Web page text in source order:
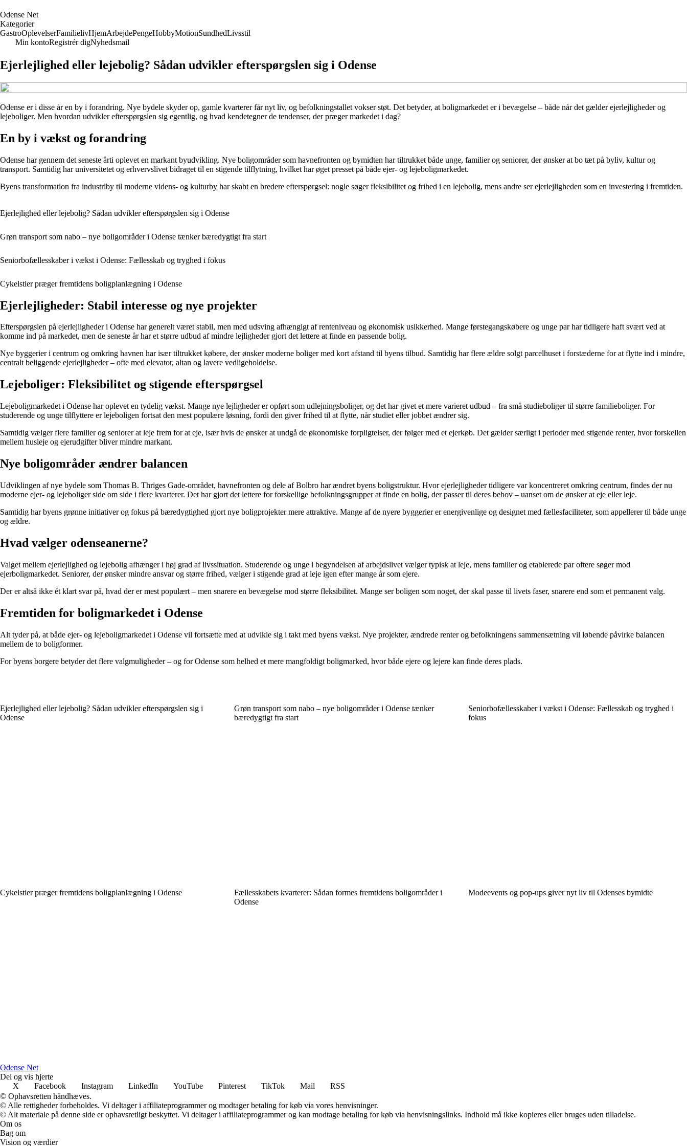
Odense Net
Kategorier
GastroOplevelserFamilielivHjemArbejdePengeHobbyMotionSundhedLivsstil
Min kontoRegistrér digNyhedsmail
Ejerlejlighed eller lejebolig? Sådan udvikler efterspørgslen sig i Odense
Odense er i disse år en by i forandring. Nye bydele skyder op, gamle kvarterer får nyt liv, og befolkningstallet vokser støt. Det betyder, at boligmarkedet er i bevægelse – både når det gælder ejerlejligheder og
lejeboliger. Men hvordan udvikler efterspørgslen sig egentlig, og hvad kendetegner de tendenser, der præger markedet i dag?
En by i vækst og forandring
Odense har gennem det seneste årti oplevet en markant byudvikling. Nye boligområder som havnefronten og bymidten har tiltrukket både unge, familier og seniorer, der ønsker at bo tæt på byliv, kultur og
transport. Samtidig har universitetet og erhvervslivet bidraget til en stigende tilflytning, hvilket har øget presset på både ejer- og lejeboligmarkedet.
Byens transformation fra industriby til moderne videns- og kulturby har skabt en bredere efterspørgsel: nogle søger fleksibilitet og frihed i en lejebolig, mens andre ser ejerlejligheden som en investering i fremtiden.
Ejerlejlighed eller lejebolig? Sådan udvikler efterspørgslen sig i Odense
Grøn transport som nabo – nye boligområder i Odense tænker bæredygtigt fra start
Seniorbofællesskaber i vækst i Odense: Fællesskab og tryghed i fokus
Cykelstier præger fremtidens boligplanlægning i Odense
Ejerlejligheder: Stabil interesse og nye projekter
Efterspørgslen på ejerlejligheder i Odense har generelt været stabil, men med udsving afhængigt af renteniveau og økonomisk usikkerhed. Mange førstegangskøbere og unge par har tidligere haft svært ved at
komme ind på markedet, men de seneste år har et større udbud af mindre lejligheder gjort det lettere at finde en passende bolig.
Nye byggerier i centrum og omkring havnen har især tiltrukket købere, der ønsker moderne boliger med kort afstand til byens tilbud. Samtidig har flere ældre solgt parcelhuset i forstæderne for at flytte ind i mindre,
centralt beliggende ejerlejligheder – ofte med elevator, altan og lavere vedligeholdelse.
Lejeboliger: Fleksibilitet og stigende efterspørgsel
Lejeboligmarkedet i Odense har oplevet en tydelig vækst. Mange nye lejligheder er opført som udlejningsboliger, og det har givet et mere varieret udbud – fra små studieboliger til større familieboliger. For
studerende og unge tilflyttere er lejeboligen fortsat den mest populære løsning, fordi den giver frihed til at flytte, når studiet eller jobbet ændrer sig.
Samtidig vælger flere familier og seniorer at leje frem for at eje, især hvis de ønsker at undgå de økonomiske forpligtelser, der følger med et ejerkøb. Det gælder særligt i perioder med stigende renter, hvor forskellen
mellem husleje og ejerudgifter bliver mindre markant.
Nye boligområder ændrer balancen
Udviklingen af nye bydele som Thomas B. Thriges Gade-området, havnefronten og dele af Bolbro har ændret byens boligstruktur. Hvor ejerlejligheder tidligere var koncentreret omkring centrum, findes der nu
moderne ejer- og lejeboliger side om side i flere kvarterer. Det har gjort det lettere for forskellige befolkningsgrupper at finde en bolig, der passer til deres behov – uanset om de ønsker at eje eller leje.
Samtidig har byens grønne initiativer og fokus på bæredygtighed gjort nye boligprojekter mere attraktive. Mange af de nyere byggerier er energivenlige og designet med fællesfaciliteter, som appellerer til både unge
og ældre.
Hvad vælger odenseanerne?
Valget mellem ejerlejlighed og lejebolig afhænger i høj grad af livssituation. Studerende og unge i begyndelsen af arbejdslivet vælger typisk at leje, mens familier og etablerede par oftere søger mod
ejerboligmarkedet. Seniorer, der ønsker mindre ansvar og større frihed, vælger i stigende grad at leje igen efter mange år som ejere.
Der er altså ikke ét klart svar på, hvad der er mest populært – men snarere en bevægelse mod større fleksibilitet. Mange ser boligen som noget, der skal passe til livets faser, snarere end som et permanent valg.
Fremtiden for boligmarkedet i Odense
Alt tyder på, at både ejer- og lejeboligmarkedet i Odense vil fortsætte med at udvikle sig i takt med byens vækst. Nye projekter, ændrede renter og befolkningens sammensætning vil løbende påvirke balancen
mellem de to boligformer.
For byens borgere betyder det flere valgmuligheder – og for Odense som helhed et mere mangfoldigt boligmarked, hvor både ejere og lejere kan finde deres plads.
Ejerlejlighed eller lejebolig? Sådan udvikler efterspørgslen sig i
Odense
Grøn transport som nabo – nye boligområder i Odense tænker
bæredygtigt fra start
Seniorbofællesskaber i vækst i Odense: Fællesskab og tryghed i
fokus
Cykelstier præger fremtidens boligplanlægning i Odense
Fællesskabets kvarterer: Sådan formes fremtidens boligområder i
Odense
Modeevents og pop-ups giver nyt liv til Odenses bymidte
Odense Net
Del og vis hjerte
X
Facebook Instagram LinkedIn YouTube Pinterest TikTok Mail
RSS
© Ophavsretten håndhæves.
© Alle rettigheder forbeholdes. Vi deltager i affiliateprogrammer og modtager betaling for køb via vores henvisninger.
© Alt materiale på denne side er ophavsretligt beskyttet. Vi deltager i affiliateprogrammer og kan modtage betaling for køb via henvisningslinks. Indhold må ikke kopieres eller bruges uden tilladelse.
Om os
Bag om
Vision og værdier